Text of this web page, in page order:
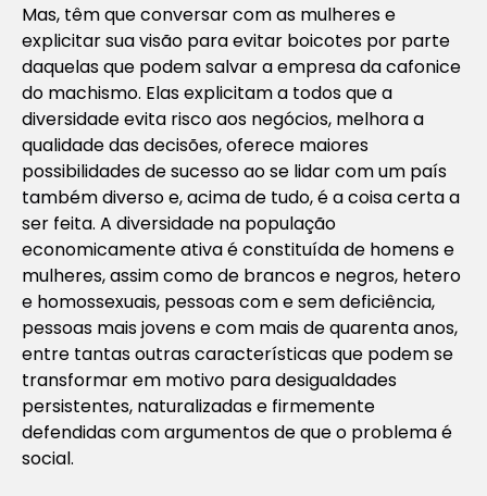
Mas, têm que conversar com as mulheres e
explicitar sua visão para evitar boicotes por parte
daquelas que podem salvar a empresa da cafonice
do machismo. Elas explicitam a todos que a
diversidade evita risco aos negócios, melhora a
qualidade das decisões, oferece maiores
possibilidades de sucesso ao se lidar com um país
também diverso e, acima de tudo, é a coisa certa a
ser feita. A diversidade na população
economicamente ativa é constituída de homens e
mulheres, assim como de brancos e negros, hetero
e homossexuais, pessoas com e sem deficiência,
pessoas mais jovens e com mais de quarenta anos,
entre tantas outras características que podem se
transformar em motivo para desigualdades
persistentes, naturalizadas e firmemente
defendidas com argumentos de que o problema é
social.